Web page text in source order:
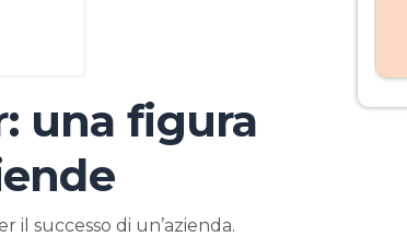
una figura
successo di un’azienda.